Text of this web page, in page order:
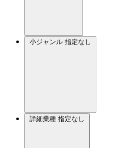
小ジャンル 指定なし
詳細業種 指定なし